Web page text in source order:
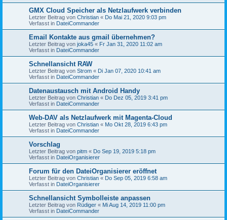
GMX Cloud Speicher als Netzlaufwerk verbinden
Letzter Beitrag von Christian « Do Mai 21, 2020 9:03 pm
Verfasst in DateiCommander
Email Kontakte aus gmail übernehmen?
Letzter Beitrag von joka45 « Fr Jan 31, 2020 11:02 am
Verfasst in DateiCommander
Schnellansicht RAW
Letzter Beitrag von Strom « Di Jan 07, 2020 10:41 am
Verfasst in DateiCommander
Datenaustausch mit Android Handy
Letzter Beitrag von Christian « Do Dez 05, 2019 3:41 pm
Verfasst in DateiCommander
Web-DAV als Netzlaufwerk mit Magenta-Cloud
Letzter Beitrag von Christian « Mo Okt 28, 2019 6:43 pm
Verfasst in DateiCommander
Vorschlag
Letzter Beitrag von pitm « Do Sep 19, 2019 5:18 pm
Verfasst in DateiOrganisierer
Forum für den DateiOrganisierer eröffnet
Letzter Beitrag von Christian « Do Sep 05, 2019 6:58 am
Verfasst in DateiOrganisierer
Schnellansicht Symbolleiste anpassen
Letzter Beitrag von Rüdiger « Mi Aug 14, 2019 11:00 pm
Verfasst in DateiCommander